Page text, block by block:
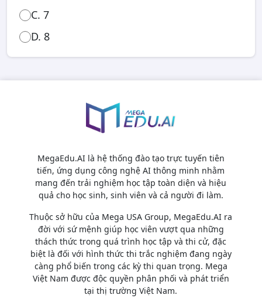
C. 7
D. 8
MegaEdu.AI là hệ thống đào tạo trực tuyến tiên
tiến, ứng dụng công nghệ AI thông minh nhằm
mang đến trải nghiệm học tập toàn diện và hiệu
quả cho học sinh, sinh viên và cả người đi làm.
Thuộc sở hữu của Mega USA Group, MegaEdu.AI ra
đời với sứ mệnh giúp học viên vượt qua những
thách thức trong quá trình học tập và thi cử, đặc
biệt là đối với hình thức thi trắc nghiệm đang ngày
càng phổ biến trong các kỳ thi quan trọng. Mega
Việt Nam được độc quyền phân phối và phát triển
tại thị trường Việt Nam.